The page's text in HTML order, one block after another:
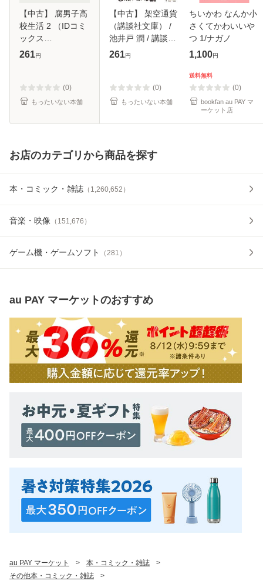
【中古】 腐男子高
校生活 2 （IDコミ
ックス
ZERO−SUMコミッ
ミック]【メール便
送料無料】
261円
(0)
もったいない本舗
【中古】 架空通貨
（講談社文庫） /
池井戸 潤 / 講談社
[文庫]【メール便送
261円
(0)
もったいない本舗
ちいかわ なんか小
さくてかわいいや
つ 1/ナガノ
1,100円
送料無料
(0)
bookfan au PAY マ
ーケット店
お店のカテゴリから商品を探す
本・コミック・雑誌 （ 1,260,652 ）
音楽・映像 （ 151,676 ）
ゲーム機・ゲームソフト （281 ）
au PAY マーケットのおすすめ
au PAY マーケット > 本・コミック・雑誌
>
その他本・コミック・雑誌
>